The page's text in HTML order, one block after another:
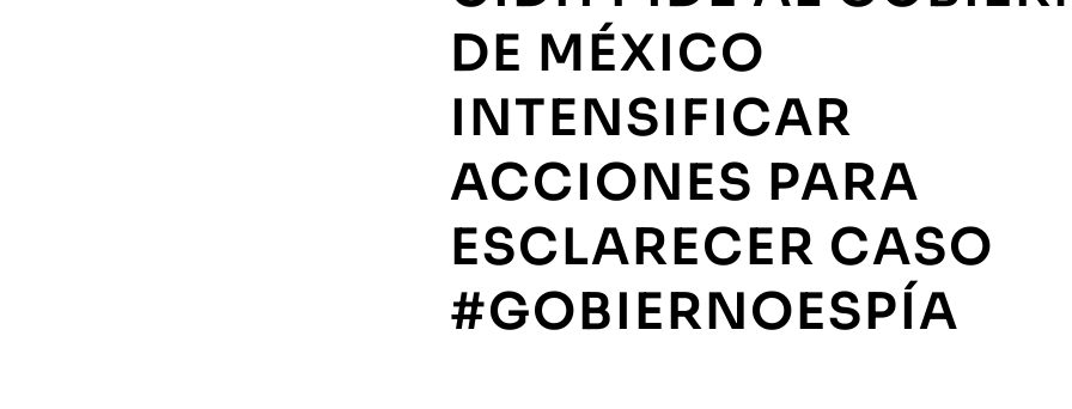
DE MÉXICO
INTENSIFICAR
ACCIONES PARA
ESCLARECER CASO
#GOBIERNOESPÍA